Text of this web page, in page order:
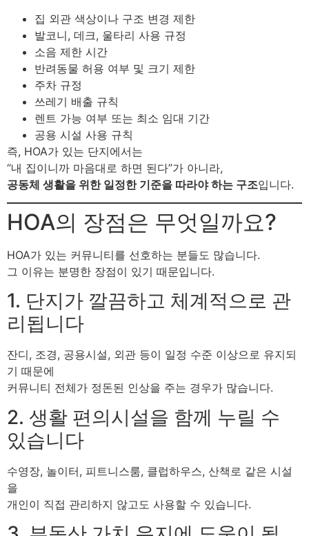
집 외관 색상이나 구조 변경 제한
발코니, 데크, 울타리 사용 규정
소음 제한 시간
반려동물 허용 여부 및 크기 제한
주차 규정
쓰레기 배출 규칙
렌트 가능 여부 또는 최소 임대 기간
공용 시설 사용 규칙
즉, HOA가 있는 단지에서는
“내 집이니까 마음대로 하면 된다”가 아니라,
공동체 생활을 위한 일정한 기준을 따라야 하는 구조입니다.
HOA의 장점은 무엇일까요?
HOA가 있는 커뮤니티를 선호하는 분들도 많습니다.
그 이유는 분명한 장점이 있기 때문입니다.
1. 단지가 깔끔하고 체계적으로 관
리됩니다
잔디, 조경, 공용시설, 외관 등이 일정 수준 이상으로 유지되
기 때문에
커뮤니티 전체가 정돈된 인상을 주는 경우가 많습니다.
2. 생활 편의시설을 함께 누릴 수
있습니다
수영장, 놀이터, 피트니스룸, 클럽하우스, 산책로 같은 시설
을
개인이 직접 관리하지 않고도 사용할 수 있습니다.